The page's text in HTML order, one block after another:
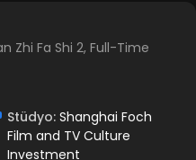
Zhi Fa Shi 2, Full-Time
Stüdyo: Shanghai Foch
Film and TV Culture
Investment